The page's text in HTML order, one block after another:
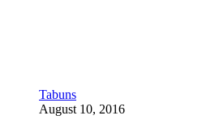
Tabuns
August 10, 2016